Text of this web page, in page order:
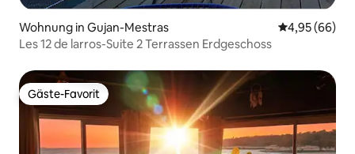
Wohnung in Gujan-Mestras
4,95 (66)
Les 12 de larros-Suite 2 Terrassen Erdgeschoss
Gäste-Favorit
Gäste-Favorit